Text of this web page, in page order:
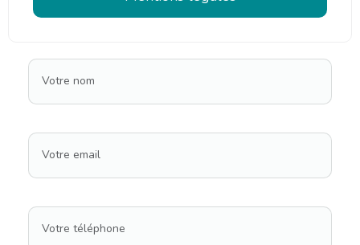
Votre nom
Votre email
Votre téléphone